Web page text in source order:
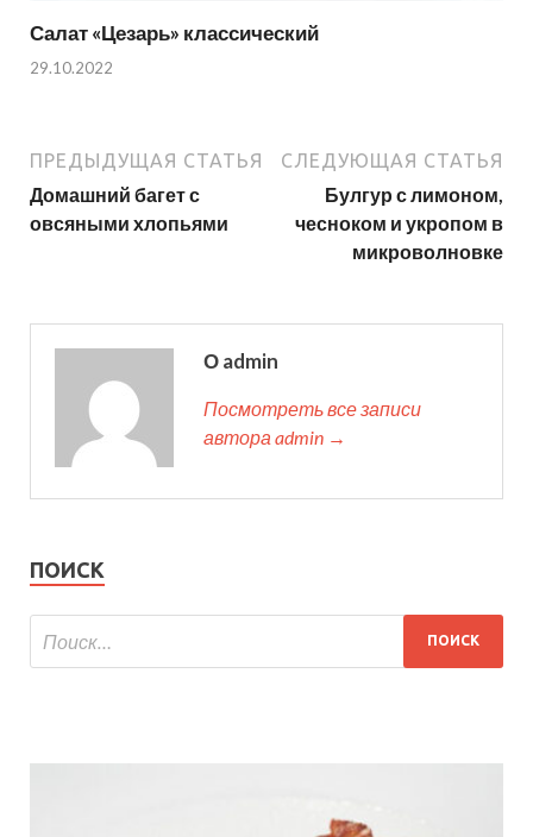
Салат «Цезарь» классический
29.10.2022
ПРЕДЫДУЩАЯ СТАТЬЯ
Домашний багет с
овсяными хлопьями
СЛЕДУЮЩАЯ СТАТЬЯ
Булгур с лимоном,
чесноком и укропом в
микроволновке
О admin
Посмотреть все записи
автора admin →
ПОИСК